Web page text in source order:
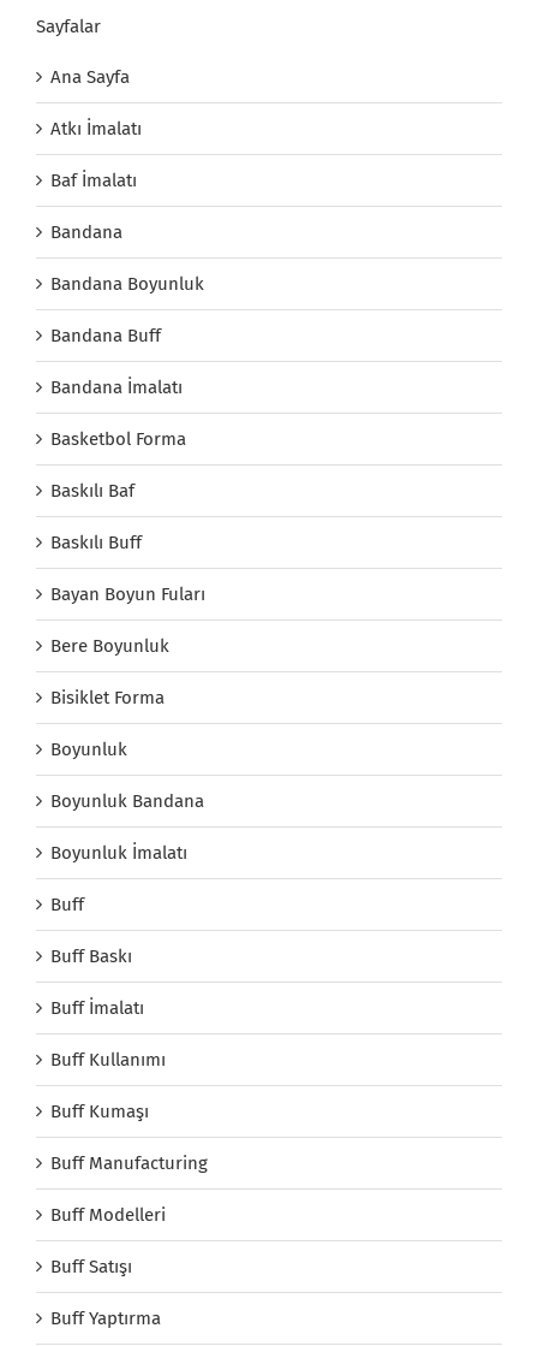
Sayfalar
Ana Sayfa
Atkı İmalatı
Baf İmalatı
Bandana
Bandana Boyunluk
Bandana Buff
Bandana İmalatı
Basketbol Forma
Baskılı Baf
Baskılı Buff
Bayan Boyun Fuları
Bere Boyunluk
Bisiklet Forma
Boyunluk
Boyunluk Bandana
Boyunluk İmalatı
Buff
Buff Baskı
Buff İmalatı
Buff Kullanımı
Buff Kumaşı
Buff Manufacturing
Buff Modelleri
Buff Satışı
Buff Yaptırma